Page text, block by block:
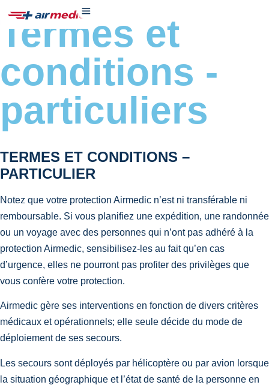
Termes et
conditions -
particuliers
TERMES ET CONDITIONS –
PARTICULIER
Notez que votre protection Airmedic n’est ni transférable ni
remboursable. Si vous planifiez une expédition, une randonnée
ou un voyage avec des personnes qui n’ont pas adhéré à la
protection Airmedic, sensibilisez-les au fait qu’en cas
d’urgence, elles ne pourront pas profiter des privilèges que
vous confère votre protection.
Airmedic gère ses interventions en fonction de divers critères
médicaux et opérationnels; elle seule décide du mode de
déploiement de ses secours.
Les secours sont déployés par hélicoptère ou par avion lorsque
la situation géographique et l’état de santé de la personne en